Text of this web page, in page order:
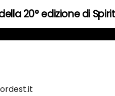
20° edizione di